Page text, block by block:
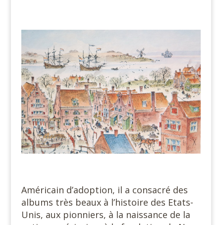
Américain d’adoption, il a consacré des
albums très beaux à l’histoire des Etats-
Unis, aux pionniers, à la naissance de la